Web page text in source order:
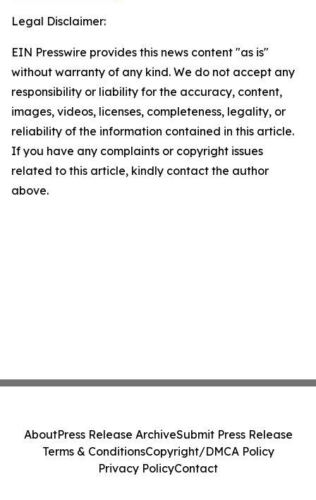
Legal Disclaimer:
EIN Presswire provides this news content "as is"
without warranty of any kind. We do not accept any
responsibility or liability for the accuracy, content,
images, videos, licenses, completeness, legality, or
reliability of the information contained in this article.
If you have any complaints or copyright issues
related to this article, kindly contact the author
above.
AboutPress Release ArchiveSubmit Press Release
Terms & ConditionsCopyright/DMCA Policy
Privacy PolicyContact